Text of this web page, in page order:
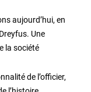
aujourd’hui, en
Une
la société
de l’officier,